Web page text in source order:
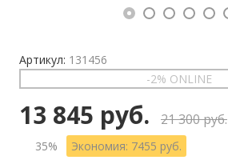
Артикул: 131456
-2% ONLINE
13 845 руб. 21 300 руб.
35% Экономия: 7455 руб.